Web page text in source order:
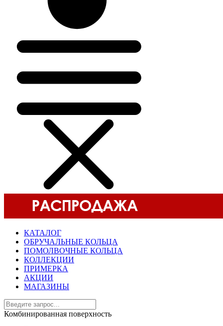
КАТАЛОГ
ОБРУЧАЛЬНЫЕ КОЛЬЦА
ПОМОЛВОЧНЫЕ КОЛЬЦА
КОЛЛЕКЦИИ
ПРИМЕРКА
АКЦИИ
МАГАЗИНЫ
Комбинированная поверхность